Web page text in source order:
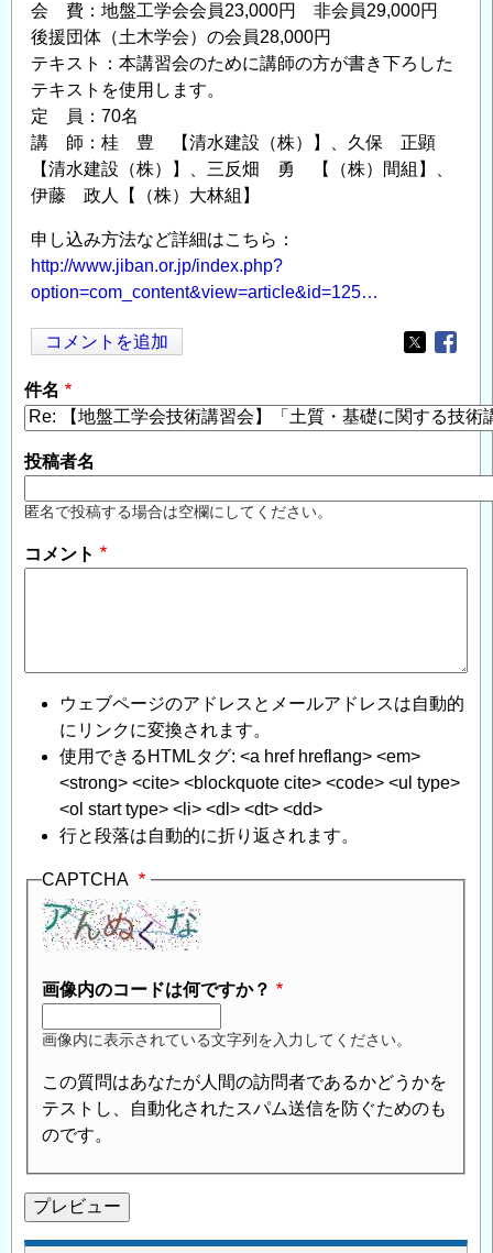
会 費：地盤工学会会員23,000円 非会員29,000円
後援団体（土木学会）の会員28,000円
テキスト：本講習会のために講師の方が書き下ろした
テキストを使用します。
定 員：70名
講 師：桂 豊 【清水建設（株）】、久保 正顕
【清水建設（株）】、三反畑 勇 【（株）間組】、
伊藤 政人【（株）大林組】
申し込み方法など詳細はこちら：
http://www.jiban.or.jp/index.php?
option=com_content&view=article&id=125…
コメントを追加
Opens in
件名
投稿者名
匿名で投稿する場合は空欄にしてください。
コメント
ウェブページのアドレスとメールアドレスは自動的
にリンクに変換されます。
使用できるHTMLタグ: <a href hreflang> <em>
<strong> <cite> <blockquote cite> <code> <ul type>
<ol start type> <li> <dl> <dt> <dd>
行と段落は自動的に折り返されます。
CAPTCHA
画像内のコードは何ですか？
画像内に表示されている文字列を入力してください。
この質問はあなたが人間の訪問者であるかどうかを
テストし、自動化されたスパム送信を防ぐためのも
のです。